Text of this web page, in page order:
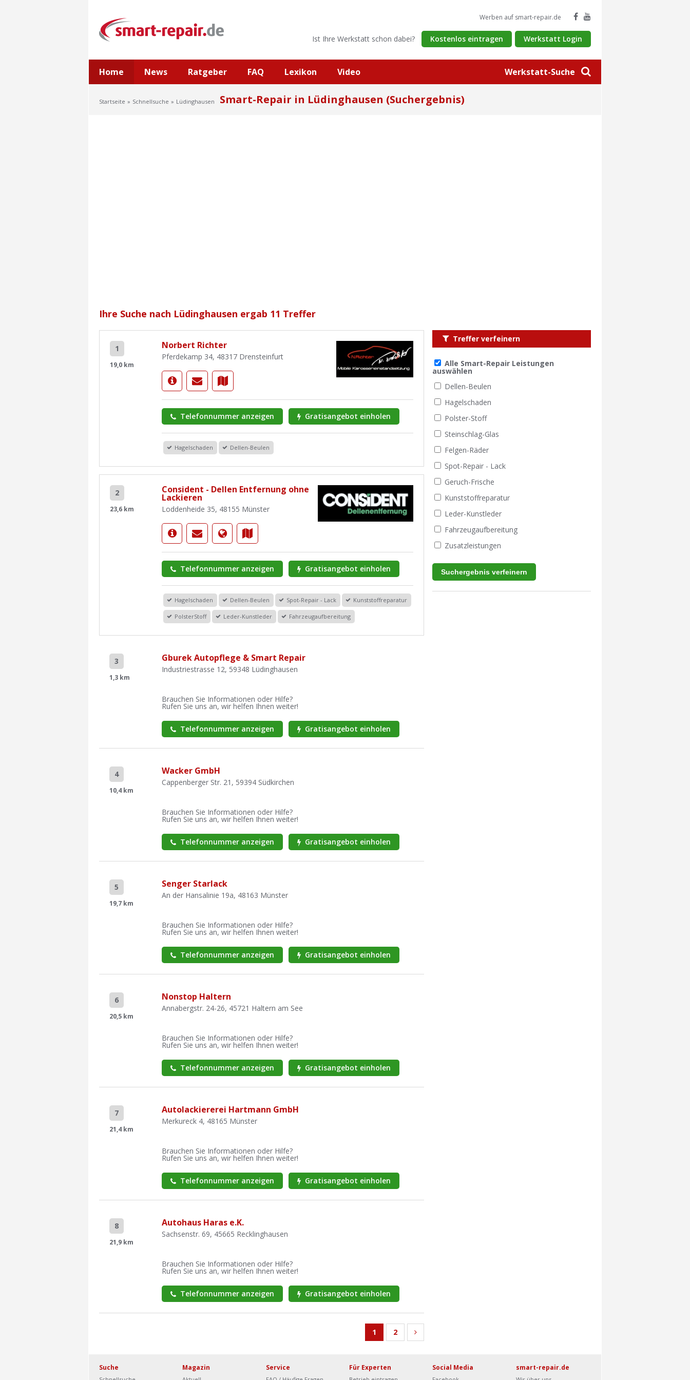
Werkstatt-Suche
Werben auf smart-repair.de
Ist Ihre Werkstatt schon dabei? Kostenlos eintragen Werkstatt Login
Home News Ratgeber FAQ Lexikon Video
Startseite Schnellsuche Lüdinghausen Smart-Repair in Lüdinghausen (Suchergebnis)
Ihre Suche nach Lüdinghausen ergab 11 Treffer
1
19,0 km
Norbert Richter
Pferdekamp 34, 48317 Drensteinfurt
Telefonnummer anzeigen Gratisangebot einholen
Hagelschaden Dellen-Beulen
2
23,6 km
Consident - Dellen Entfernung ohne
Lackieren
Loddenheide 35, 48155 Münster
Telefonnummer anzeigen Gratisangebot einholen
Hagelschaden Dellen-Beulen Spot-Repair - Lack Kunststoffreparatur
PolsterStoff Leder-Kunstleder Fahrzeugaufbereitung
3
1,3 km
Gburek Autopflege & Smart Repair
Industriestrasse 12, 59348 Lüdinghausen
Brauchen Sie Informationen oder Hilfe?
Rufen Sie uns an, wir helfen Ihnen weiter!
Telefonnummer anzeigen Gratisangebot einholen
4
10,4 km
Wacker GmbH
Cappenberger Str. 21, 59394 Südkirchen
Brauchen Sie Informationen oder Hilfe?
Rufen Sie uns an, wir helfen Ihnen weiter!
Telefonnummer anzeigen Gratisangebot einholen
5
19,7 km
Senger Starlack
An der Hansalinie 19a, 48163 Münster
Brauchen Sie Informationen oder Hilfe?
Rufen Sie uns an, wir helfen Ihnen weiter!
Telefonnummer anzeigen Gratisangebot einholen
6
20,5 km
Nonstop Haltern
Annabergstr. 24-26, 45721 Haltern am See
Brauchen Sie Informationen oder Hilfe?
Rufen Sie uns an, wir helfen Ihnen weiter!
Telefonnummer anzeigen Gratisangebot einholen
7
21,4 km
Autolackiererei Hartmann GmbH
Merkureck 4, 48165 Münster
Brauchen Sie Informationen oder Hilfe?
Rufen Sie uns an, wir helfen Ihnen weiter!
Telefonnummer anzeigen Gratisangebot einholen
8
21,9 km
Autohaus Haras e.K.
Sachsenstr. 69, 45665 Recklinghausen
Brauchen Sie Informationen oder Hilfe?
Rufen Sie uns an, wir helfen Ihnen weiter!
Telefonnummer anzeigen Gratisangebot einholen
1 2
Treffer verfeinern
Alle Smart-Repair Leistungen
auswählen
Dellen-Beulen
Hagelschaden
Polster-Stoff
Steinschlag-Glas
Felgen-Räder
Spot-Repair - Lack
Geruch-Frische
Kunststoffreparatur
Leder-Kunstleder
Fahrzeugaufbereitung
Zusatzleistungen
Suche Magazin Service Für Experten Social Media smart-repair.de